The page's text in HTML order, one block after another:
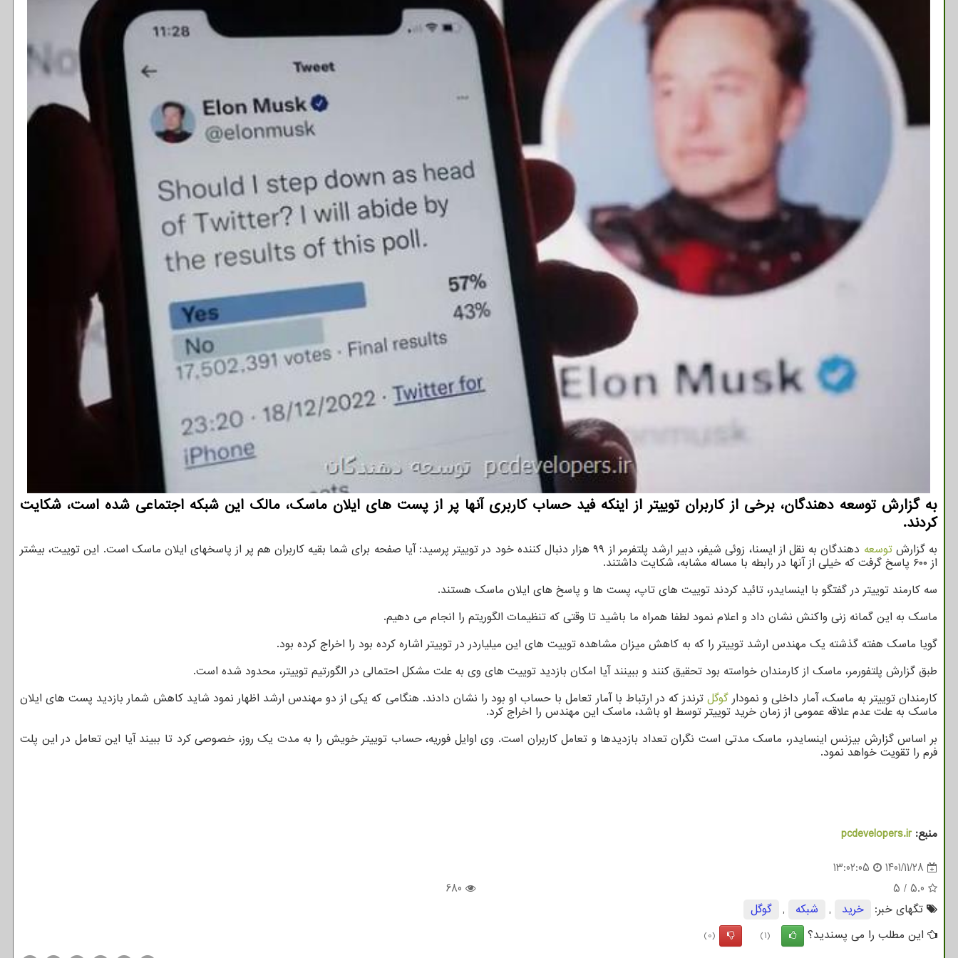
به گزارش توسعه دهندگان، برخی از کاربران توییتر از اینکه فید حساب کاربری آنها پر از پست های ایلان ماسک، مالک این شبکه اجتماعی شده است، شکایت
کردند.
به گزارشتوسعه دهندگان به نقل از ایسنا، زوئی شیفر، دبیر ارشد پلتفرمر از ۹۹ هزار دنبال کننده خود در توییتر پرسید: آیا صفحه برای شما بقیه کاربران هم پر از پاسخهای ایلان ماسک است. این توییت، بیشتر
از ۶۰۰ پاسخ گرفت که خیلی از آنها در رابطه با مساله مشابه، شکایت داشتند.
سه کارمند توییتر در گفتگو با اینسایدر، تائید کردند توییت های تاپ، پست ها و پاسخ های ایلان ماسک هستند.
ماسک به این گمانه زنی واکنش نشان داد و اعلام نمود لطفا همراه ما باشید تا وقتی که تنظیمات الگوریتم را انجام می دهیم.
گویا ماسک هفته گذشته یک مهندس ارشد توییتر را که به کاهش میزان مشاهده توییت های این میلیاردر در توییتر اشاره کرده بود را اخراج کرده بود.
طبق گزارش پلتفورمر، ماسک از کارمندان خواسته بود تحقیق کنند و ببینند آیا امکان بازدید توییت های وی به علت مشکل احتمالی در الگورتیم توییتر، محدود شده است.
کارمندان توییتر به ماسک، آمار داخلی و نمودار گوگلترندز که در ارتباط با آمار تعامل با حساب او بود را نشان دادند. هنگامی که یکی از دو مهندس ارشد اظهار نمود شاید کاهش شمار بازدید پست های ایلان
ماسک به علت عدم علاقه عمومی از زمان خرید توییتر توسط او باشد، ماسک این مهندس را اخراج کرد.
بر اساس گزارش بیزنس اینسایدر، ماسک مدتی است نگران تعداد بازدیدها و تعامل کاربران است. وی اوایل فوریه، حساب توییتر خویش را به مدت یک روز، خصوصی کرد تا ببیند آیا این تعامل در این پلت
فرم را تقویت خواهد نمود.
منبع:pcdevelopers.ir
1401/11/28
13:02:05
5.0
/
5
680
تگهای خبر:
خرید , شبكه ,
گوگل
این مطلب را می پسندید؟
(1)
(0)